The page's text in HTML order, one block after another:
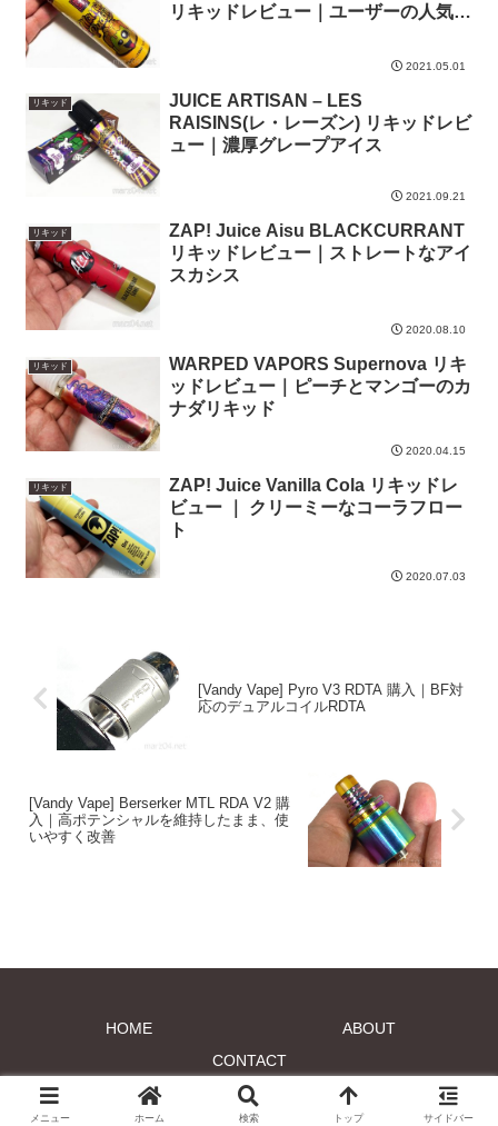
リキッドレビュー｜ユーザーの人気ミ
2021.05.01
リキッド
JUICE ARTISAN – LES
RAISINS(レ・レーズン) リキッドレビ
ュー｜濃厚グレープアイス
2021.09.21
リキッド
ZAP! Juice Aisu BLACKCURRANT
リキッドレビュー｜ストレートなアイ
スカシス
2020.08.10
リキッド
WARPED VAPORS Supernova リキ
ッドレビュー｜ピーチとマンゴーのカ
ナダリキッド
2020.04.15
リキッド
ZAP! Juice Vanilla Cola リキッドレ
ビュー ｜ クリーミーなコーラフロー
ト
2020.07.03
[Vandy Vape] Pyro V3 RDTA 購入｜BF対
応のデュアルコイルRDTA
[Vandy Vape] Berserker MTL RDA V2 購
入｜高ポテンシャルを維持したまま、使
いやすく改善
HOME
ABOUT
CONTACT
© 2017 marz04.net.
メニュー ホーム 検索 トップ サイドバー